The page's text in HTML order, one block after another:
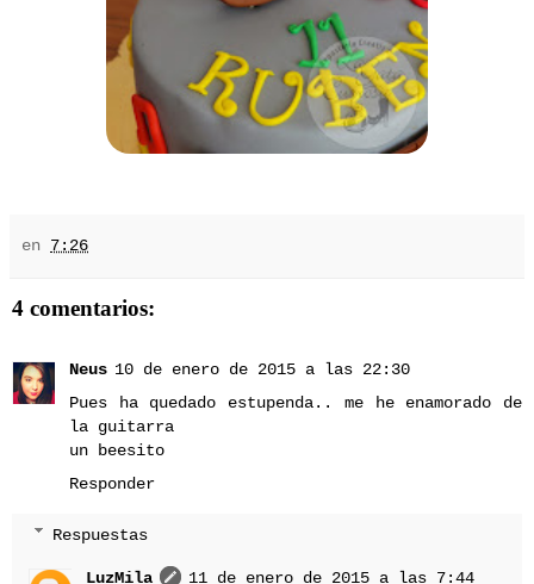
en 7:26
4 comentarios:
Neus 10 de enero de 2015 a las 22:30
Pues ha quedado estupenda.. me he enamorado de
la guitarra
un beesito
Responder
Respuestas
LuzMila
11 de enero de 2015 a las 7:44